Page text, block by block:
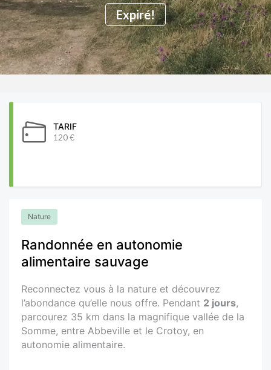
Expiré!
TARIF
120 €
Nature
Randonnée en autonomie
alimentaire sauvage
Reconnectez vous à la nature et découvrez
l’abondance qu’elle nous offre. Pendant 2 jours,
parcourez 35 km dans la magnifique vallée de la
Somme, entre Abbeville et le Crotoy, en
autonomie alimentaire.